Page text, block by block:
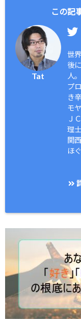
この記
Tat
世
後
人。
プ
き
モ
Ｊ
理士
関
ほ